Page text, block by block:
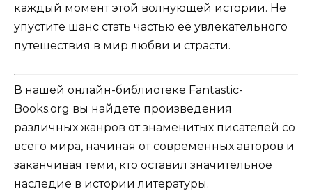
каждый момент этой волнующей истории. Не
упустите шанс стать частью её увлекательного
путешествия в мир любви и страсти.
В нашей онлайн-библиотеке Fantastic-
Books.org вы найдете произведения
различных жанров от знаменитых писателей со
всего мира, начиная от современных авторов и
заканчивая теми, кто оставил значительное
наследие в истории литературы.